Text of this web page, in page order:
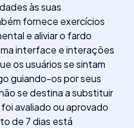
às suas
fornece exercícios
e aliviar o fardo
interface e interações
os usuários se sintam
guiando-os por seus
se destina a substituir
avaliado ou aprovado
de 7 dias está